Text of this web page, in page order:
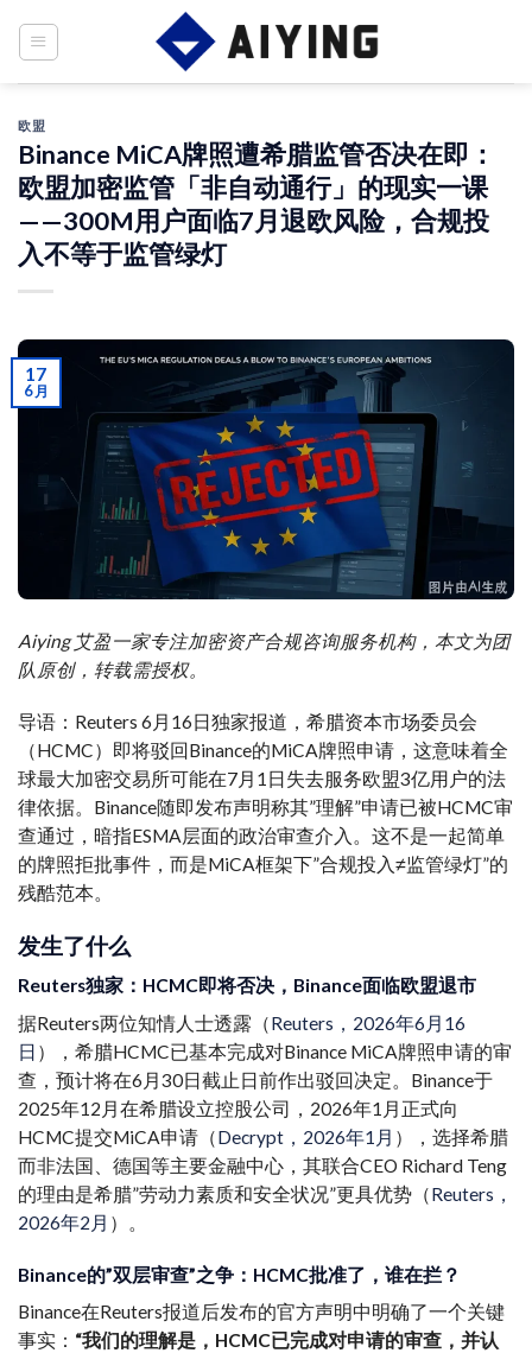
欧盟
Binance MiCA牌照遭希腊监管否决在即：
欧盟加密监管「非自动通行」的现实一课
——300M用户面临7月退欧风险，合规投
入不等于监管绿灯
17
6 月
Aiying 艾盈一家专注加密资产合规咨询服务机构，本文为团
队原创，转载需授权。
导语：Reuters 6月16日独家报道，希腊资本市场委员会
（HCMC）即将驳回Binance的MiCA牌照申请，这意味着全
球最大加密交易所可能在7月1日失去服务欧盟3亿用户的法
律依据。Binance随即发布声明称其”理解”申请已被HCMC审
查通过，暗指ESMA层面的政治审查介入。这不是一起简单
的牌照拒批事件，而是MiCA框架下”合规投入≠监管绿灯”的
残酷范本。
发生了什么
Reuters独家：HCMC即将否决，Binance面临欧盟退市
据Reuters两位知情人士透露（Reuters，2026年6月16
日 ），希腊HCMC已基本完成对Binance MiCA牌照申请的审
查，预计将在6月30日截止日前作出驳回决定。Binance于
2025年12月在希腊设立控股公司，2026年1月正式向
HCMC提交MiCA申请（Decrypt，2026年1月 ），选择希腊
而非法国、德国等主要金融中心，其联合CEO Richard Teng
的理由是希腊”劳动力素质和安全状况”更具优势（Reuters，
2026年2月 ）。
Binance的”双层审查”之争：HCMC批准了，谁在拦？
Binance在Reuters报道后发布的官方声明中明确了一个关键
事实： “我们的理解是，HCMC已完成对申请的审查，并认